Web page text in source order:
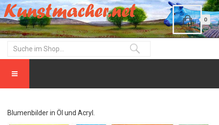
0
Blumenbilder in Öl und Acryl.